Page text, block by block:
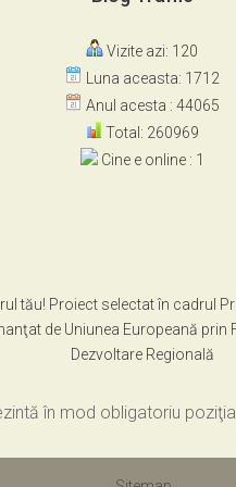
Vizite azi: 120
Luna aceasta: 1712
Anul acesta : 44065
Total: 260969
Cine e online : 1
tău! Proiect selectat în cadrul
de Uniunea Europeană prin
Dezvoltare Regională
în mod obligatoriu